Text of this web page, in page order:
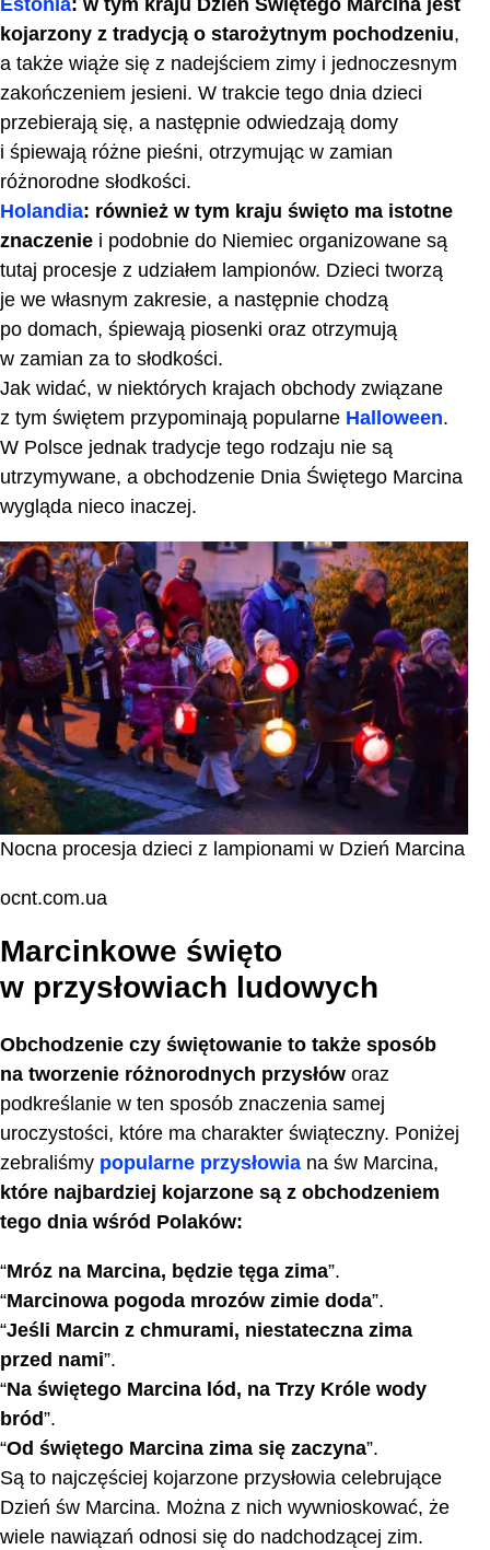
kojarzony z tradycją o starożytnym pochodzeniu,
a także wiąże się z nadejściem zimy i jednoczesnym
zakończeniem jesieni. W trakcie tego dnia dzieci
przebierają się, a następnie odwiedzają domy
i śpiewają różne pieśni, otrzymując w zamian
różnorodne słodkości.
Holandia: również w tym kraju święto ma istotne
znaczenie i podobnie do Niemiec organizowane są
tutaj procesje z udziałem lampionów. Dzieci tworzą
je we własnym zakresie, a następnie chodzą
po domach, śpiewają piosenki oraz otrzymują
w zamian za to słodkości.
Jak widać, w niektórych krajach obchody związane
z tym świętem przypominają popularne Halloween.
W Polsce jednak tradycje tego rodzaju nie są
utrzymywane, a obchodzenie Dnia Świętego Marcina
wygląda nieco inaczej.
Nocna procesja dzieci z lampionami w Dzień Marcina
ocnt.com.ua
Marcinkowe święto
w przysłowiach ludowych
Obchodzenie czy świętowanie to także sposób
na tworzenie różnorodnych przysłów oraz
podkreślanie w ten sposób znaczenia samej
uroczystości, które ma charakter świąteczny. Poniżej
zebraliśmy popularne przysłowia na św Marcina,
które najbardziej kojarzone są z obchodzeniem
tego dnia wśród Polaków:
“Mróz na Marcina, będzie tęga zima”.
“Marcinowa pogoda mrozów zimie doda”.
“Jeśli Marcin z chmurami, niestateczna zima
przed nami”.
“Na świętego Marcina lód, na Trzy Króle wody
bród”.
“Od świętego Marcina zima się zaczyna”.
Są to najczęściej kojarzone przysłowia celebrujące
Dzień św Marcina. Można z nich wywnioskować, że
wiele nawiązań odnosi się do nadchodzącej zim.